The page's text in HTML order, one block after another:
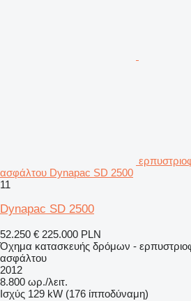
ασφάλτου Dynapac SD 2500
11
Dynapac SD 2500
52.250 € 225.000 PLN
Όχημα κατασκευής δρόμων -
ασφάλτου
2012
8.800 ωρ./λειτ.
Ισχύς 129 kW (176 ίπποδύναμη)